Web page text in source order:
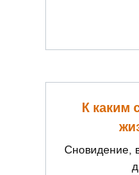
К каким
Сновидение,